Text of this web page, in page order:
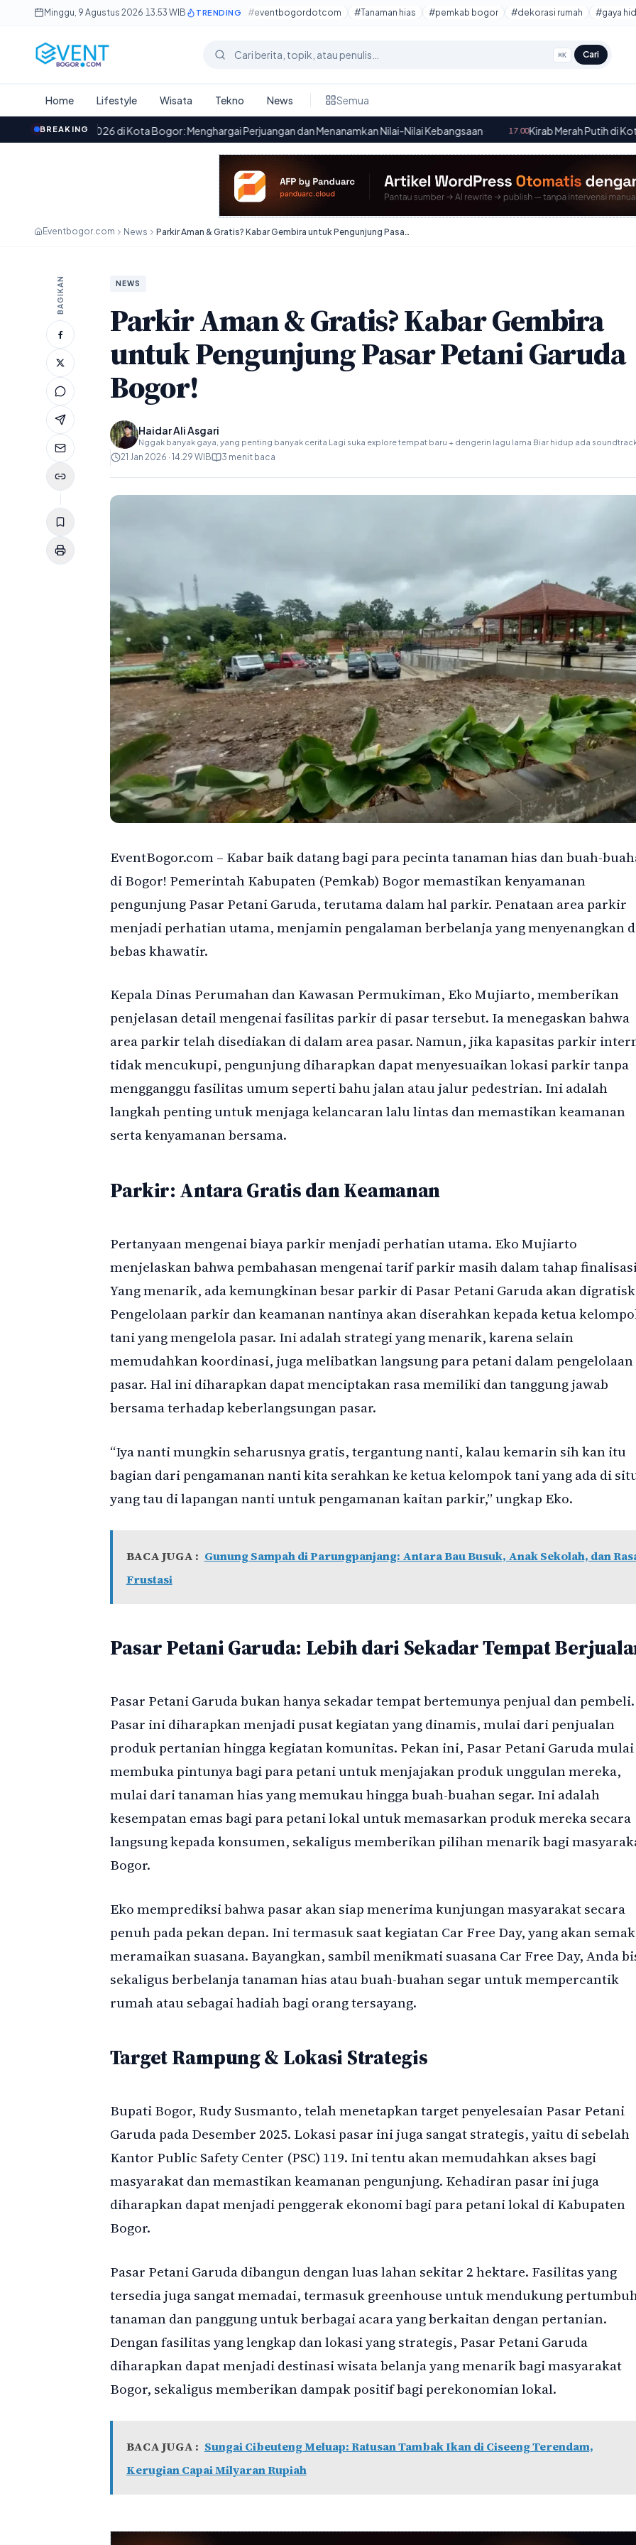
Lewati ke konten utama
Minggu, 9 Agustus 2026·13.53 WIB TRENDING #eventbogordotcom #Tanaman hias #pemkab bogor #dekorasi rumah #gaya
Cari berita ⌘K Cari
Home Lifestyle Wisata Tekno News Semua
BREAKING
di Kota Bogor: Menghargai Perjuangan dan Menanamkan Nilai-Nilai Kebangsaan· 17.00Kirab Merah Putih di Kota Bogor:
Eventbogor.com News Parkir Aman & Gratis? Kabar Gembira untuk Pengunjung Pasar Petani Garuda Bogor!
BAGIKAN NEWS
Parkir Aman & Gratis? Kabar Gembira
untuk Pengunjung Pasar Petani Garuda
Bogor!
Haidar Ali Asgari
Nggak banyak gaya, yang penting banyak cerita Lagi suka explore tempat baru + dengerin lagu lama Biar hidup ada
21 Jan 2026 · 14.29 WIB 3 menit baca
EventBogor.com – Kabar baik datang bagi para pecinta tanaman hias dan buah-
di Bogor! Pemerintah Kabupaten (Pemkab) Bogor memastikan kenyamanan
pengunjung Pasar Petani Garuda, terutama dalam hal parkir. Penataan area parkir
menjadi perhatian utama, menjamin pengalaman berbelanja yang menyenangkan
bebas khawatir.
Kepala Dinas Perumahan dan Kawasan Permukiman, Eko Mujiarto, memberikan
penjelasan detail mengenai fasilitas parkir di pasar tersebut. Ia menegaskan bahwa
area parkir telah disediakan di dalam area pasar. Namun, jika kapasitas parkir
tidak mencukupi, pengunjung diharapkan dapat menyesuaikan lokasi parkir tanpa
mengganggu fasilitas umum seperti bahu jalan atau jalur pedestrian. Ini adalah
langkah penting untuk menjaga kelancaran lalu lintas dan memastikan keamanan
serta kenyamanan bersama.
Parkir: Antara Gratis dan Keamanan
Pertanyaan mengenai biaya parkir menjadi perhatian utama. Eko Mujiarto
menjelaskan bahwa pembahasan mengenai tarif parkir masih dalam tahap
Yang menarik, ada kemungkinan besar parkir di Pasar Petani Garuda akan
Pengelolaan parkir dan keamanan nantinya akan diserahkan kepada ketua
tani yang mengelola pasar. Ini adalah strategi yang menarik, karena selain
memudahkan koordinasi, juga melibatkan langsung para petani dalam pengelolaan
pasar. Hal ini diharapkan dapat menciptakan rasa memiliki dan tanggung jawab
bersama terhadap keberlangsungan pasar.
“Iya nanti mungkin seharusnya gratis, tergantung nanti, kalau kemarin sih kan itu
bagian dari pengamanan nanti kita serahkan ke ketua kelompok tani yang ada di
yang tau di lapangan nanti untuk pengamanan kaitan parkir,” ungkap Eko.
BACA JUGA : Gunung Sampah di Parungpanjang: Antara Bau Busuk, Anak Sekolah, dan
Frustasi
Pasar Petani Garuda: Lebih dari Sekadar Tempat
Pasar Petani Garuda bukan hanya sekadar tempat bertemunya penjual dan pembeli.
Pasar ini diharapkan menjadi pusat kegiatan yang dinamis, mulai dari penjualan
produk pertanian hingga kegiatan komunitas. Pekan ini, Pasar Petani Garuda mulai
membuka pintunya bagi para petani untuk menjajakan produk unggulan mereka,
mulai dari tanaman hias yang memukau hingga buah-buahan segar. Ini adalah
kesempatan emas bagi para petani lokal untuk memasarkan produk mereka secara
langsung kepada konsumen, sekaligus memberikan pilihan menarik bagi
Bogor.
Eko memprediksi bahwa pasar akan siap menerima kunjungan masyarakat secara
penuh pada pekan depan. Ini termasuk saat kegiatan Car Free Day, yang akan
meramaikan suasana. Bayangkan, sambil menikmati suasana Car Free Day, Anda
sekaligus berbelanja tanaman hias atau buah-buahan segar untuk mempercantik
rumah atau sebagai hadiah bagi orang tersayang.
Target Rampung & Lokasi Strategis
Bupati Bogor, Rudy Susmanto, telah menetapkan target penyelesaian Pasar Petani
Garuda pada Desember 2025. Lokasi pasar ini juga sangat strategis, yaitu di sebelah
Kantor Public Safety Center (PSC) 119. Ini tentu akan memudahkan akses bagi
masyarakat dan memastikan keamanan pengunjung. Kehadiran pasar ini juga
diharapkan dapat menjadi penggerak ekonomi bagi para petani lokal di Kabupaten
Bogor.
Pasar Petani Garuda dibangun dengan luas lahan sekitar 2 hektare. Fasilitas yang
tersedia juga sangat memadai, termasuk greenhouse untuk mendukung
tanaman dan panggung untuk berbagai acara yang berkaitan dengan pertanian.
Dengan fasilitas yang lengkap dan lokasi yang strategis, Pasar Petani Garuda
diharapkan dapat menjadi destinasi wisata belanja yang menarik bagi masyarakat
Bogor, sekaligus memberikan dampak positif bagi perekonomian lokal.
BACA JUGA : Sungai Cibeuteng Meluap: Ratusan Tambak Ikan di Ciseeng Terendam,
Kerugian Capai Milyaran Rupiah